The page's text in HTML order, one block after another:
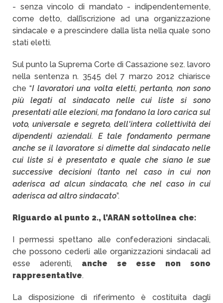
- senza vincolo di mandato - indipendentemente,
come detto, dall’iscrizione ad una organizzazione
sindacale e a prescindere dalla lista nella quale sono
stati eletti.
Sul punto la Suprema Corte di Cassazione sez. lavoro
nella sentenza n. 3545 del 7 marzo 2012 chiarisce
che “I lavoratori una volta eletti, pertanto, non sono
più legati al sindacato nelle cui liste si sono
presentati alle elezioni, ma fondano la loro carica sul
voto, universale e segreto, dell'intera collettività dei
dipendenti aziendali. E tale fondamento permane
anche se il lavoratore si dimette dal sindacato nelle
cui liste si è presentato e quale che siano le sue
successive decisioni (tanto nel caso in cui non
aderisca ad alcun sindacato, che nel caso in cui
aderisca ad altro sindacato”.
Riguardo al punto 2., l’ARAN sottolinea che:
I permessi spettano alle confederazioni sindacali,
che possono cederli alle organizzazioni sindacali ad
esse aderenti,anche se esse non sono
rappresentative.
La disposizione di riferimento è costituita dagli